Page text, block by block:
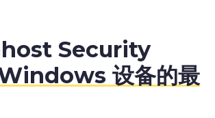
Security
设备的最